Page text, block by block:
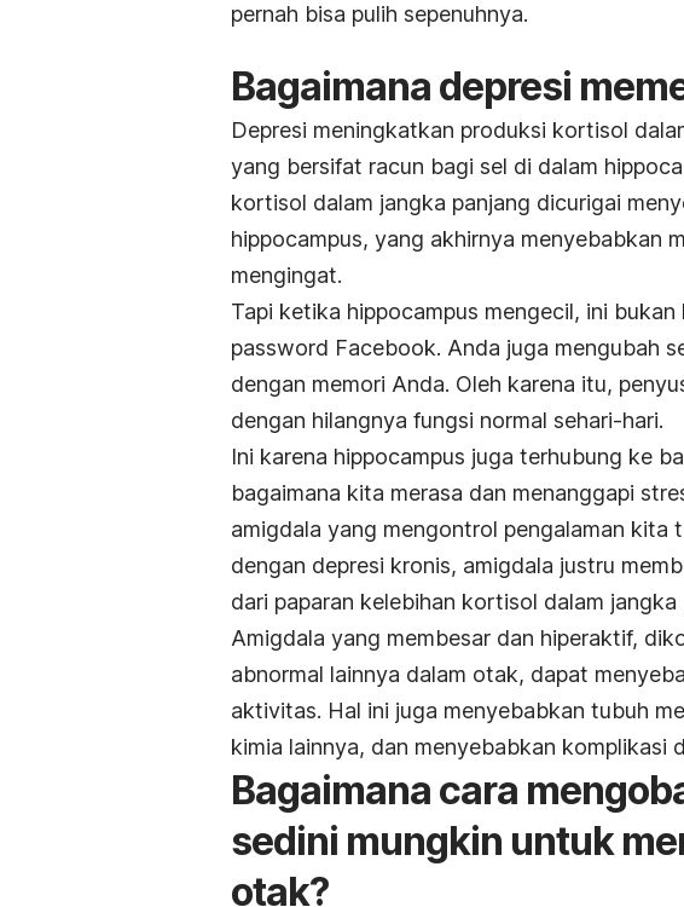
pernah bisa pulih sepenuhnya.
Bagaimana depresi
Depresi meningkatkan produksi kortisol
yang bersifat racun bagi sel di dalam
kortisol dalam jangka panjang dicurigai
hippocampus, yang akhirnya menyebabkan
mengingat.
Tapi ketika hippocampus mengecil, ini
password Facebook. Anda juga mengubah
dengan memori Anda. Oleh karena itu,
dengan hilangnya fungsi normal sehari-hari.
Ini karena hippocampus juga terhubung ke
bagaimana kita merasa dan menanggapi
amigdala yang mengontrol pengalaman kita
dengan depresi kronis, amigdala justru
dari paparan kelebihan kortisol dalam jangka
Amigdala yang membesar dan hiperaktif,
abnormal lainnya dalam otak, dapat
aktivitas. Hal ini juga menyebabkan tubuh
kimia lainnya, dan menyebabkan komplikasi
Bagaimana cara
sedini mungkin untuk
otak?